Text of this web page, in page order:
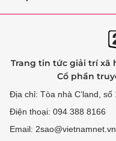
Trang tin tức giải trí xã
Cổ phần
Địa chỉ: Tòa nhà C’land,
Điện thoại: 094 388 8166
Email: 2sao@vietnamnet.vn